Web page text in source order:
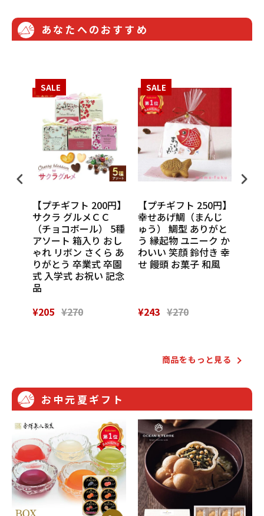
あなたへのおすすめ
SALE
【プチギフト 200円】
サクラ グルメＣＣ
（チョコボール） 5種
アソート 箱入り おし
ゃれ リボン さくら あ
りがとう 卒業式 卒園
式 入学式 お祝い 記念
品
¥205 ¥270
SALE
【プチギフト 250円】
幸せあげ鯛（まんじ
ゅう） 鯛型 ありがと
う 縁起物 ユニーク か
わいい 笑顔 鈴付き 幸
せ 饅頭 お菓子 和風
¥243 ¥270
商品をもっと⾒る
お中元夏ギフト